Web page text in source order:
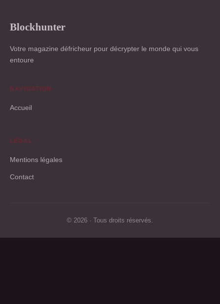
Blockhunter
Votre magazine défricheur pour décrypter le monde qui vous
entoure
NAVIGATION
Accueil
LÉGAL
Mentions légales
Contact
© 2026 · Tous droits réservés.